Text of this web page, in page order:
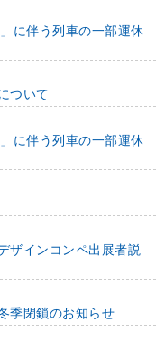
に伴う列車の一部運休
ついて
に伴う列車の一部運休
ザインコンペ出展者説
季閉鎖のお知らせ